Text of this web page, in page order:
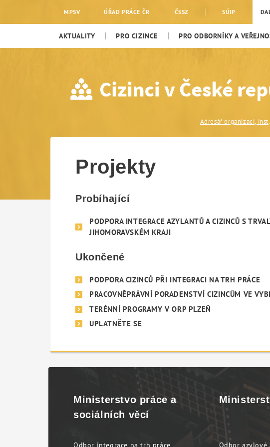
Projekty
MPSV ÚŘAD PRÁCE ČR ČSSZ SÚIP
AKTUALITY PRO CIZINCE PRO ODBORNÍKY A
Projekty
Probíhající
PODPORA INTEGRACE AZYLANTŮ A CIZINCŮ S
JIHOMORAVSKÉM KRAJI
Ukončené
PODPORA CIZINCŮ PŘI INTEGRACI NA TRH PRÁCE
PRACOVNĚPRÁVNÍ PORADENSTVÍ CIZINCŮM VE
TERÉNNÍ PROGRAMY V ORP PLZEŇ
UPLATNĚTE SE
Ministerstvo práce a
sociálních věcí
Odbor integrace na trh práce Odbor azylové